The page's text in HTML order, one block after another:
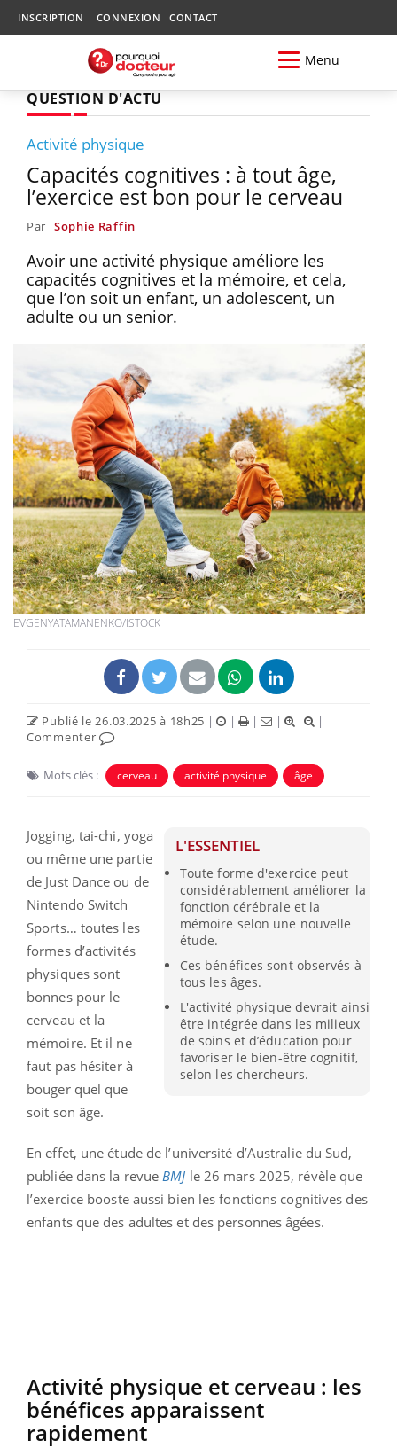
INSCRIPTION CONNEXION CONTACT
Menu
QUESTION D'ACTU
Activité physique
Capacités cognitives : à tout âge,
l’exercice est bon pour le cerveau
Par Sophie Raffin
Avoir une activité physique améliore les
capacités cognitives et la mémoire, et cela,
que l’on soit un enfant, un adolescent, un
adulte ou un senior.
EVGENYATAMANENKO/ISTOCK
Publié le 26.03.2025 à 18h25 | | | |
|
Commenter
Mots clés : cerveau activité physique âge
L'ESSENTIEL
Toute forme d'exercice peut
considérablement améliorer la
fonction cérébrale et la
mémoire selon une nouvelle
étude.
Ces bénéfices sont observés à
tous les âges.
L'activité physique devrait ainsi
être intégrée dans les milieux
de soins et d’éducation pour
favoriser le bien-être cognitif,
selon les chercheurs.
Jogging, tai-chi, yoga
ou même une partie
de Just Dance ou de
Nintendo Switch
Sports… toutes les
formes d’activités
physiques sont
bonnes pour le
cerveau et la
mémoire. Et il ne
faut pas hésiter à
bouger quel que
soit son âge.
En effet, une étude de l’université d’Australie du Sud,
publiée dans la revue BMJ le 26 mars 2025, révèle que
l’exercice booste aussi bien les fonctions cognitives des
enfants que des adultes et des personnes âgées.
Activité physique et cerveau : les
bénéfices apparaissent
rapidement